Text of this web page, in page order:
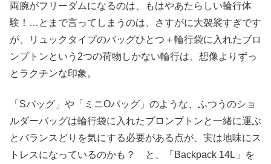
両腕がフリーダムになるのは、もはやあたらしい輪行体
験！…とまで言ってしまうのは、さすがに大袈裟すぎです
が、リュックタイプのバッグひとつ＋輪行袋に入れたブロ
ンプトンという2つの荷物しかない輪行は、想像よりずっ
とラクチンな印象。
「Sバッグ」や「ミニOバッグ」のような、ふつうのショ
ルダーバッグは輪行袋に入れたブロンプトンと一緒に運ぶ
とバランスどりを気にする必要がある点が、実は地味にス
トレスになっているのかも？ と、「Backpack 14L」を